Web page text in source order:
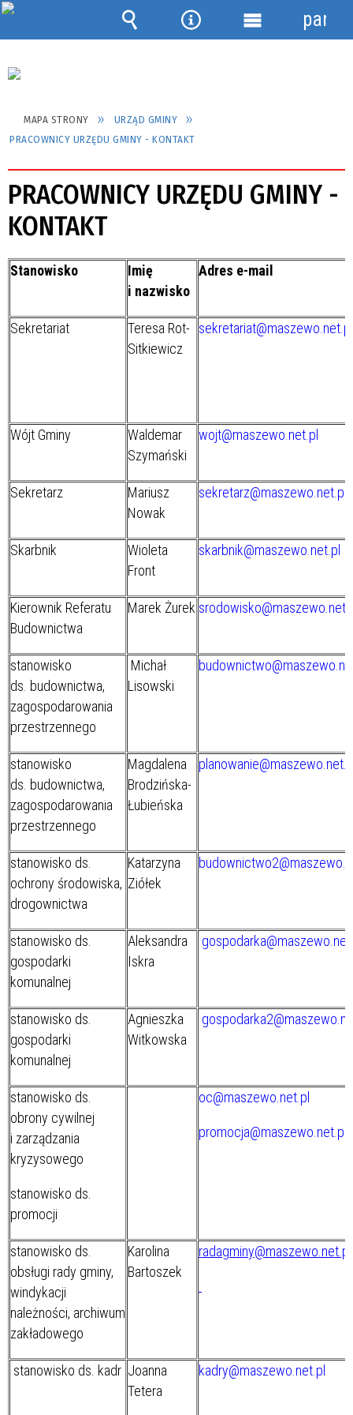
MAPA STRONY
URZĄD GMINY
PRACOWNICY URZĘDU GMINY - KONTAKT
PRACOWNICY URZĘDU GMINY -
KONTAKT
Stanowisko
Imię
i nazwisko
Adres e-mail
Sekretariat
Teresa Rot-
Sitkiewicz
sekretariat@maszewo.net.pl
Wójt Gminy
Waldemar
Szymański
wojt@maszewo.net.pl
Sekretarz
Mariusz
Nowak
sekretarz@maszewo.net.pl
Skarbnik
Wioleta
Front
skarbnik@maszewo.net.pl
Kierownik Referatu
Budownictwa
Marek Żurek
stanowisko
ds. budownictwa,
zagospodarowania
przestrzennego
Michał
Lisowski
stanowisko
ds. budownictwa,
zagospodarowania
przestrzennego
Magdalena
Brodzińska-
Łubieńska
stanowisko ds.
ochrony środowiska,
drogownictwa
Katarzyna
Ziółek
stanowisko ds.
gospodarki
komunalnej
Aleksandra
Iskra
stanowisko ds.
gospodarki
komunalnej
Agnieszka
Witkowska
stanowisko ds.
obrony cywilnej
i zarządzania
kryzysowego
stanowisko ds.
promocji
oc@maszewo.net.pl
promocja@maszewo.net.pl
stanowisko ds.
obsługi rady gminy,
windykacji
należności, archiwum
zakładowego
Karolina
Bartoszek
radagminy@maszewo.net.pl
stanowisko ds. kadr Joanna
Tetera
kadry@maszewo.net.pl
Wyszukiwarka
NarzędziaMenu
panel